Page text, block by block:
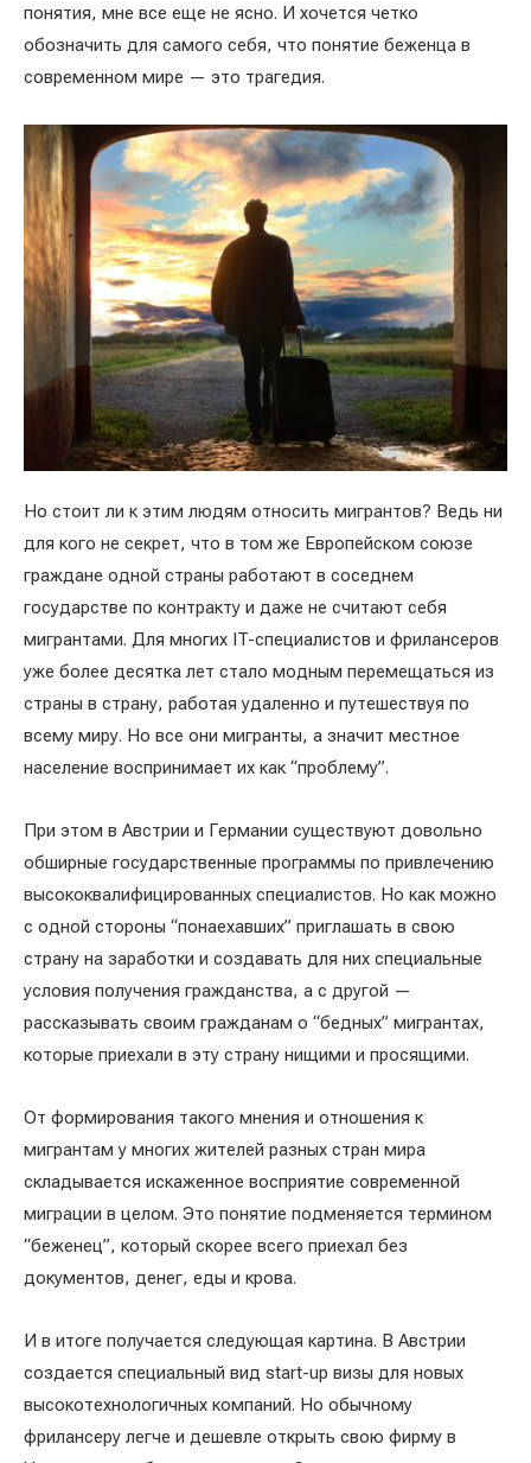
понятия, мне все еще не ясно. И хочется четко
обозначить для самого себя, что понятие беженца в
современном мире — это трагедия.
Но стоит ли к этим людям относить мигрантов? Ведь ни
для кого не секрет, что в том же Европейском союзе
граждане одной страны работают в соседнем
государстве по контракту и даже не считают себя
мигрантами. Для многих IT-специалистов и фрилансеров
уже более десятка лет стало модным перемещаться из
страны в страну, работая удаленно и путешествуя по
всему миру. Но все они мигранты, а значит местное
население воспринимает их как “проблему”.
При этом в Австрии и Германии существуют довольно
обширные государственные программы по привлечению
высококвалифицированных специалистов. Но как можно
с одной стороны “понаехавших” приглашать в свою
страну на заработки и создавать для них специальные
условия получения гражданства, а с другой —
рассказывать своим гражданам о “бедных” мигрантах,
которые приехали в эту страну нищими и просящими.
От формирования такого мнения и отношения к
мигрантам у многих жителей разных стран мира
складывается искаженное восприятие современной
миграции в целом. Это понятие подменяется термином
“беженец”, который скорее всего приехал без
документов, денег, еды и крова.
И в итоге получается следующая картина. В Австрии
создается специальный вид start-up визы для новых
высокотехнологичных компаний. Но обычному
фрилансеру легче и дешевле открыть свою фирму в